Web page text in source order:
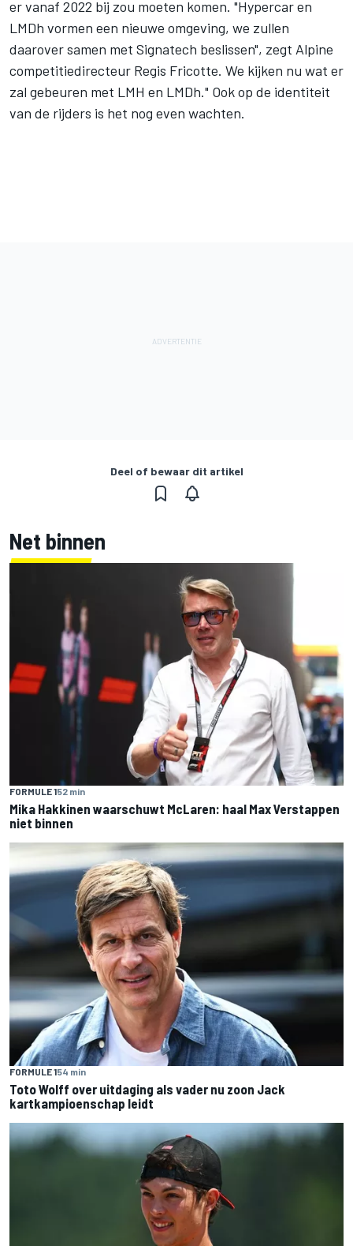
er vanaf 2022 bij zou moeten komen. "Hypercar en
LMDh vormen een nieuwe omgeving, we zullen
daarover samen met Signatech beslissen", zegt Alpine
competitiedirecteur Regis Fricotte. We kijken nu wat er
zal gebeuren met LMH en LMDh." Ook op de identiteit
van de rijders is het nog even wachten.
Deel of bewaar dit artikel
Net binnen
FORMULE 152 min
Mika Hakkinen waarschuwt McLaren: haal Max Verstappen
niet binnen
FORMULE 154 min
Toto Wolff over uitdaging als vader nu zoon Jack
kartkampioenschap leidt